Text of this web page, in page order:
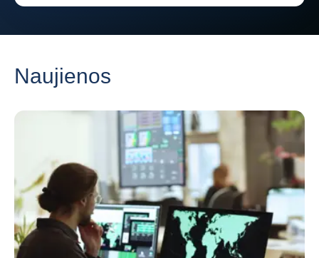
Naujienos